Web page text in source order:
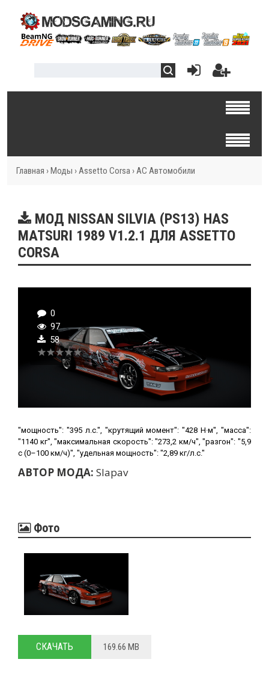
Главная › Моды ›Assetto Corsa ›AC Автомобили
МОД NISSAN SILVIA (PS13) HAS
MATSURI 1989 V1.2.1 ДЛЯ ASSETTO
CORSA
0
97
58
"мощность": "395 л.с.", "крутящий момент": "428 Н·м", "масса":
"1140 кг", "максимальная скорость": "273,2 км/ч", "разгон": "5,9
с (0–100 км/ч)", "удельная мощность": "2,89 кг/л.с."
АВТОР МОДА: Slapav
Фото
СКАЧАТЬ 169.66 MB